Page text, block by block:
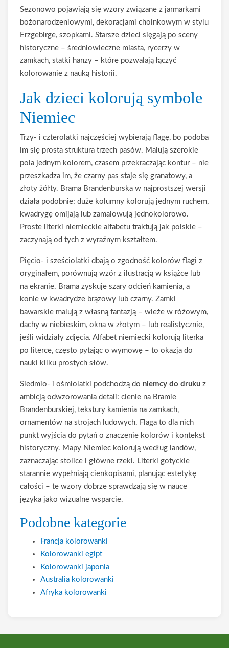
Sezonowo pojawiają się wzory związane z jarmarkami
bożonarodzeniowymi, dekoracjami choinkowym w stylu
Erzgebirge, szopkami. Starsze dzieci sięgają po sceny
historyczne – średniowieczne miasta, rycerzy w
zamkach, statki hanzy – które pozwalają łączyć
kolorowanie z nauką historii.
Jak dzieci kolorują symbole
Niemiec
Trzy- i czterolatki najczęściej wybierają flagę, bo podoba
im się prosta struktura trzech pasów. Malują szerokie
pola jednym kolorem, czasem przekraczając kontur – nie
przeszkadza im, że czarny pas staje się granatowy, a
złoty żółty. Brama Brandenburska w najprostszej wersji
działa podobnie: duże kolumny kolorują jednym ruchem,
kwadrygę omijają lub zamalowują jednokolorowo.
Proste literki niemieckie alfabetu traktują jak polskie –
zaczynają od tych z wyraźnym kształtem.
Pięcio- i sześciolatki dbają o zgodność kolorów flagi z
oryginałem, porównują wzór z ilustracją w książce lub
na ekranie. Brama zyskuje szary odcień kamienia, a
konie w kwadrydze brązowy lub czarny. Zamki
bawarskie malują z własną fantazją – wieże w różowym,
dachy w niebieskim, okna w złotym – lub realistycznie,
jeśli widziały zdjęcia. Alfabet niemiecki kolorują literka
po literce, często pytając o wymowę – to okazja do
nauki kilku prostych słów.
Siedmio- i ośmiolatki podchodzą do niemcy do druku z
ambicją odwzorowania detali: cienie na Bramie
Brandenburskiej, tekstury kamienia na zamkach,
ornamentów na strojach ludowych. Flaga to dla nich
punkt wyjścia do pytań o znaczenie kolorów i kontekst
historyczny. Mapy Niemiec kolorują według landów,
zaznaczając stolice i główne rzeki. Literki gotyckie
starannie wypełniają cienkopisami, planując estetykę
całości – te wzory dobrze sprawdzają się w nauce
języka jako wizualne wsparcie.
Podobne kategorie
Francja kolorowanki
Kolorowanki egipt
Kolorowanki japonia
Australia kolorowanki
Afryka kolorowanki